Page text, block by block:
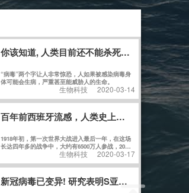
你该知道, 人类目前还不能杀死人体内的任何病
“病毒”两个字让人非常惊恐，人如果被感染病毒身
体可能会生病，严重甚至能威胁人的生命。
生物科技 2020-03-14
百年前西班牙流感，人类史上最惨重疫情，人
1918年初，第一次世界大战进入最后一年，在这场
长达四年多的战争中，大约有6500万人参战，2000
万人受伤，1000多万人丧生。
生物科技 2020-03-17
新冠病毒已变异! 研究表明S亚型比L亚型传染